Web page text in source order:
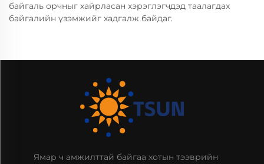
байгаль орчныг хайрласан хэрэглэгчдэд таалагдах
байгалийн үзэмжийг хадгалж байдаг.
Ямар ч амжилттай байгаа хотын тээврийн